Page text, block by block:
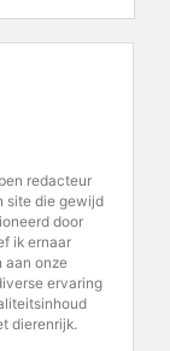
redacteur
site die gewijd
door
ik ernaar
aan onze
ervaring
dierenrijk.